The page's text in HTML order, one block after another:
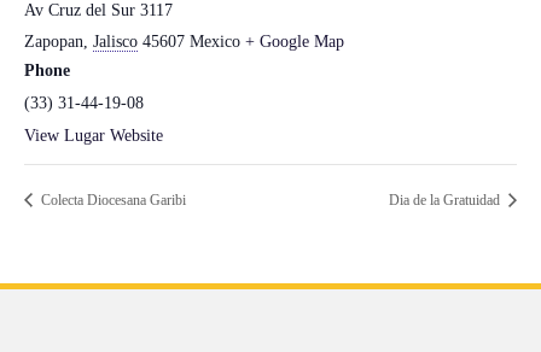
Av Cruz del Sur 3117
Zapopan, Jalisco 45607 Mexico + Google Map
Phone
(33) 31-44-19-08
View Lugar Website
Colecta Diocesana Garibi Dia de la Gratuidad